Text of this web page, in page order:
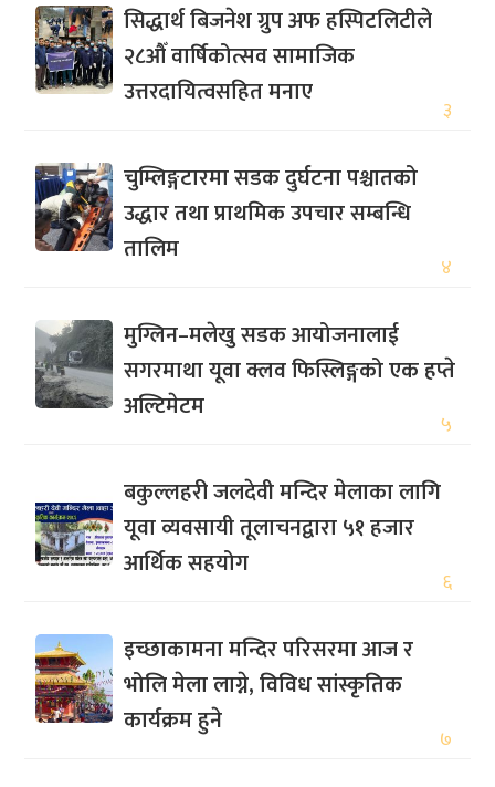
सिद्धार्थ बिजनेश ग्रुप अफ हस्पिटलिटीले
२८औँ वार्षिकोत्सव सामाजिक
उत्तरदायित्वसहित मनाए
३
चुम्लिङ्गटारमा सडक दुर्घटना पश्चातको
उद्धार तथा प्राथमिक उपचार सम्बन्धि
तालिम
४
मुग्लिन–मलेखु सडक आयोजनालाई
सगरमाथा यूवा क्लव फिस्लिङ्गको एक हप्ते
अल्टिमेटम
५
बकुल्लहरी जलदेवी मन्दिर मेलाका लागि
यूवा व्यवसायी तूलाचनद्वारा ५१ हजार
आर्थिक सहयोग
६
इच्छाकामना मन्दिर परिसरमा आज र
भोलि मेला लाग्ने, विविध सांस्कृतिक
कार्यक्रम हुने
७